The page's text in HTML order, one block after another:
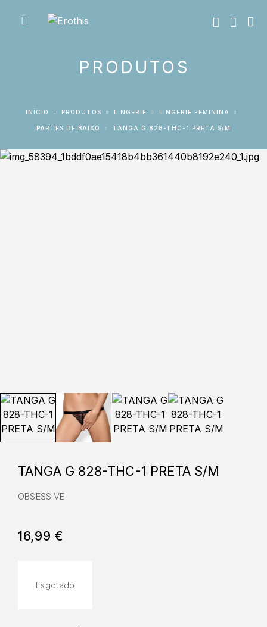
PRODUTOS
INÍCIO PRODUTOS LINGERIE LINGERIE FEMININA
PARTES DE BAIXO TANGA G 828-THC-1 PRETA S/M
TANGA G 828-THC-1 PRETA S/M
OBSESSIVE
16,99 €
Esgotado